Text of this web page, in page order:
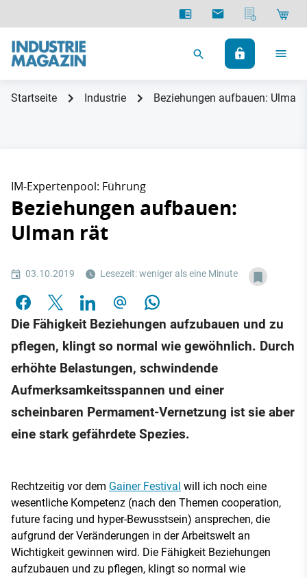
Startseite Industrie Beziehungen aufbauen: Ulman
IM-Expertenpool: Führung
Beziehungen aufbauen:
Ulman rät
03.10.2019 Lesezeit: weniger als eine Minute
Die Fähigkeit Beziehungen aufzubauen und zu
pflegen, klingt so normal wie gewöhnlich. Durch
erhöhte Belastungen, schwindende
Aufmerksamkeitsspannen und einer
scheinbaren Permament-Vernetzung ist sie aber
eine stark gefährdete Spezies.
Rechtzeitig vor dem Gainer Festival will ich noch eine
wesentliche Kompetenz (nach den Themen cooperation,
future facing und hyper-Bewusstsein) ansprechen, die
aufgrund der Veränderungen in der Arbeitswelt an
Wichtigkeit gewinnen wird. Die Fähigkeit Beziehungen
aufzubauen und zu pflegen, klingt so normal wie